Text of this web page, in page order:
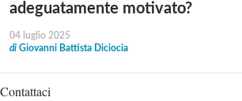
adeguatamente motivato?
04 luglio 2025
di Giovanni Battista Diciocia
Contattaci